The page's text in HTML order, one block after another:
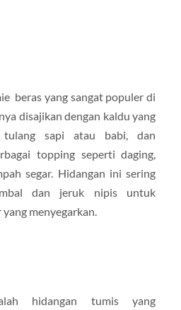
beras yang sangat populer di
disajikan dengan kaldu yang
tulang sapi atau babi, dan
topping seperti daging,
segar. Hidangan ini sering
dan jeruk nipis untuk
menyegarkan.
hidangan tumis yang